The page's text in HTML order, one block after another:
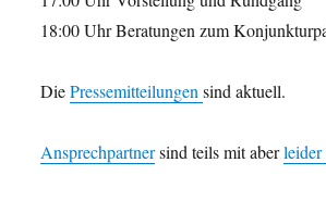
18:00 Uhr Beratungen zum
DiePressemitteilungensind aktuell.
Ansprechpartnersind teils mit aberleider